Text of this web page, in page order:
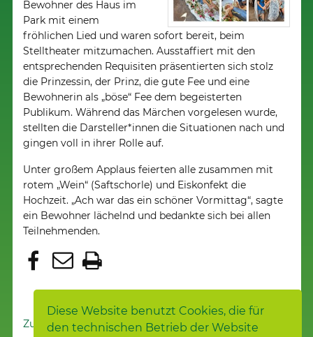
Diese Website benutzt Cookies, die für
den technischen Betrieb der Website
Bewohner des Haus im
Park mit einem
fröhlichen Lied und waren sofort bereit, beim
Stelltheater mitzumachen. Ausstaffiert mit den
entsprechenden Requisiten präsentierten sich stolz
die Prinzessin, der Prinz, die gute Fee und eine
Bewohnerin als „böse“ Fee dem begeisterten
Publikum. Während das Märchen vorgelesen wurde,
stellten die Darsteller*innen die Situationen nach und
gingen voll in ihrer Rolle auf.
Unter großem Applaus feierten alle zusammen mit
rotem „Wein“ (Saftschorle) und Eiskonfekt die
Hochzeit. „Ach war das ein schöner Vormittag“, sagte
ein Bewohner lächelnd und bedankte sich bei allen
Teilnehmenden.
Zur Nachrichtenübersicht